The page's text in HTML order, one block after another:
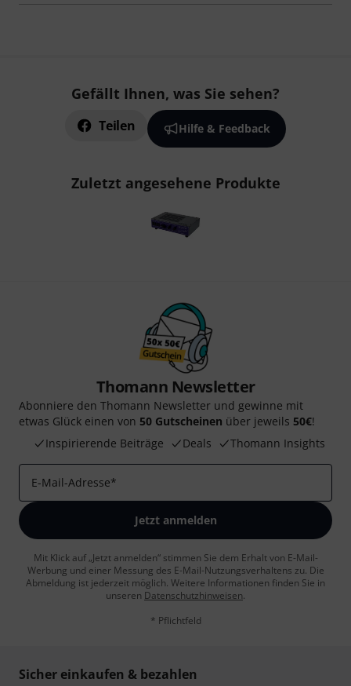
Gefällt Ihnen, was Sie sehen?
Teilen Hilfe & Feedback
Zuletzt angesehene Produkte
Thomann Newsletter
Abonniere den Thomann Newsletter und gewinne mit
etwas Glück einen von 50 Gutscheinen über jeweils 50€!
Inspirierende Beiträge
Deals Thomann Insights
E-Mail-Adresse*
Jetzt anmelden
Mit Klick auf „Jetzt anmelden“ stimmen Sie dem Erhalt von E-Mail-
Werbung und einer Messung des E-Mail-Nutzungsverhaltens zu. Die
Abmeldung ist jederzeit möglich. Weitere Informationen finden Sie in
unseren Datenschutzhinweisen.
* Pflichtfeld
Sicher einkaufen & bezahlen